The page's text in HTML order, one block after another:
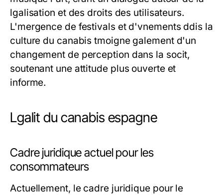
lgalisation et des droits des utilisateurs.
L'mergence de festivals et d'vnements ddis la
culture du canabis tmoigne galement d'un
changement de perception dans la socit,
soutenant une attitude plus ouverte et
informe.
Lgalit du canabis espagne
Cadre juridique actuel pour les
consommateurs
Actuellement, le cadre juridique pour le